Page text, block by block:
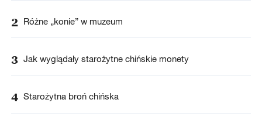
2 Różne „konie” w muzeum
3 Jak wyglądały starożytne chińskie monety
4 Starożytna broń chińska